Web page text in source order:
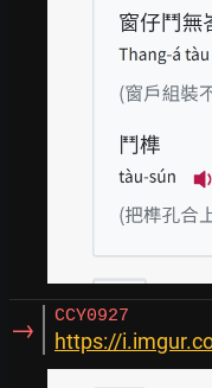
→ CCY0927
https://